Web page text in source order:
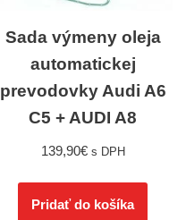
Sada výmeny oleja
automatickej
prevodovky Audi A6
C5 + AUDI A8
139,90€ s DPH
Pridať do košíka